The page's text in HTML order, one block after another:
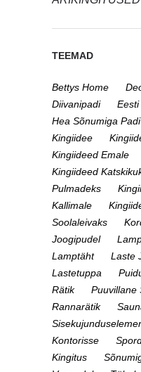
TEEMAD
Bettys Home
Diivanipadi
Hea Sõnumiga Padi
Kingiidee
Kingiideed Emale
Kingiideed
Pulmadeks
Kallimale
Soolaleivaks
Joogipudel
Lamptäht
Laste
Lastetuppa
Rätik
Puuvillane
Rannarätik
Kontorisse
Kingitus